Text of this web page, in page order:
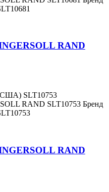
RAND
(США) SLT10753
RAND SLT10753 Бренд
RAND